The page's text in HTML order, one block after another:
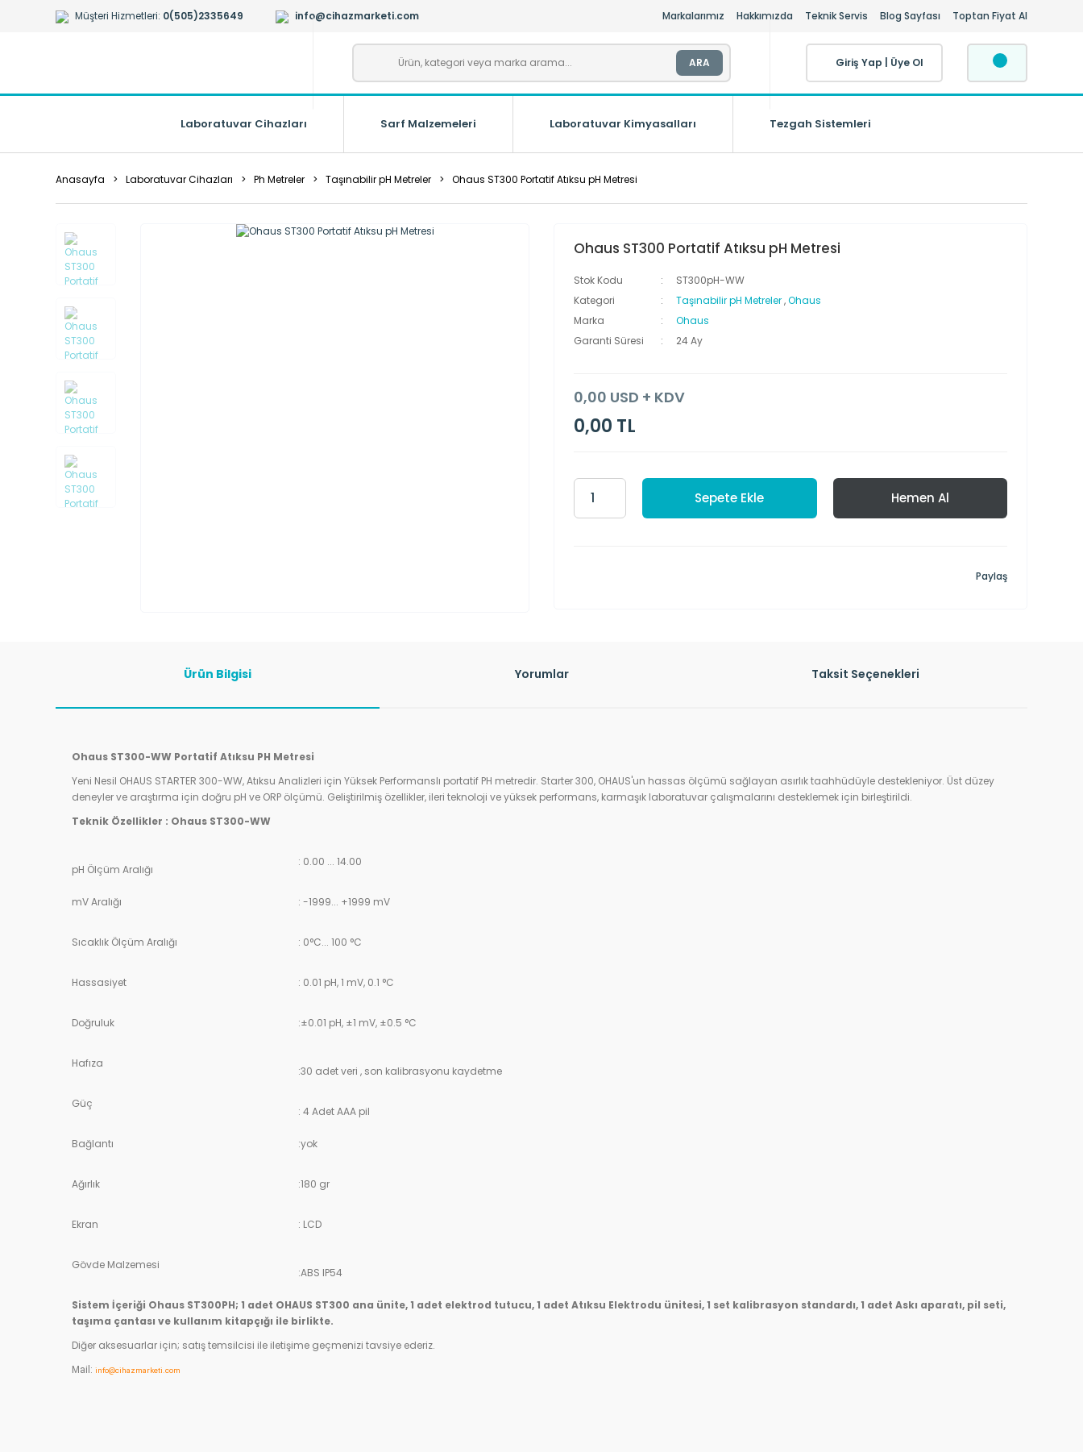
Müşteri Hizmetleri: 0(505)2335649 info@cihazmarketi.com Markalarımız Hakkımızda Teknik Servis Blog Sayfası Toptan Fiyat Al
ARA Giriş Yap Üye Ol
Laboratuvar Cihazları Sarf Malzemeleri Laboratuvar Kimyasalları Tezgah Sistemleri
Anasayfa Laboratuvar Cihazları Ph Metreler Taşınabilir pH Metreler Ohaus ST300 Portatif Atıksu pH Metresi
Ohaus ST300 Portatif Atıksu pH Metresi
Stok Kodu
ST300pH-WW
Kategori
Taşınabilir pH Metreler ,Ohaus
Marka
Ohaus
Garanti Süresi
24 Ay
0,00 USD + KDV
0,00 TL
Sepete Ekle Hemen Al
Paylaş
Ürün Bilgisi Yorumlar Taksit Seçenekleri
Ohaus ST300-WW Portatif Atıksu PH Metresi
Yeni Nesil OHAUS STARTER 300-WW, Atıksu Analizleri için Yüksek Performanslı portatif PH metredir. Starter 300, OHAUS'un hassas ölçümü sağlayan asırlık taahhüdüyle destekleniyor. Üst düzey
deneyler ve araştırma için doğru pH ve ORP ölçümü. Geliştirilmiş özellikler, ileri teknoloji ve yüksek performans, karmaşık laboratuvar çalışmalarını desteklemek için birleştirildi.
Teknik Özellikler : Ohaus ST300-WW
pH Ölçüm Aralığı
: 0.00 ... 14.00
mV Aralığı : -1999... +1999 mV
Sıcaklık Ölçüm Aralığı : 0°C... 100 °C
Hassasiyet : 0.01 pH, 1 mV, 0.1 °C
Doğruluk :±0.01 pH, ±1 mV, ±0.5 °C
Hafıza
:30 adet veri , son kalibrasyonu kaydetme
Güç
: 4 Adet AAA pil
Bağlantı :yok
Ağırlık :180 gr
Ekran : LCD
Gövde Malzemesi
:ABS IP54
Sistem İçeriği Ohaus ST300PH; 1 adet OHAUS ST300 ana ünite, 1 adet elektrod tutucu, 1 adet Atıksu Elektrodu ünitesi, 1 set kalibrasyon standardı, 1 adet Askı aparatı, pil seti,
taşıma çantası ve kullanım kitapçığı ile birlikte.
Diğer aksesuarlar için; satış temsilcisi ile iletişime geçmenizi tavsiye ederiz.
Mail: info@cihazmarketi.com